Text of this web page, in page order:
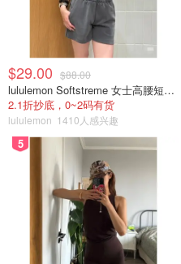
$29.00 $88.00
lululemon Softstreme 女士高腰短裤 10cm
2.1折抄底，0~2码有货
lululemon 1410人感兴趣
5